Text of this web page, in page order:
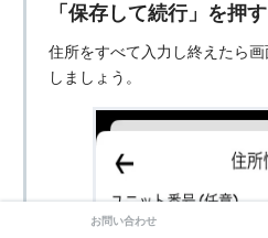
「保存して続行」を押す
住所をすべて入力し終えたら
しましょう。
お問い合わせ